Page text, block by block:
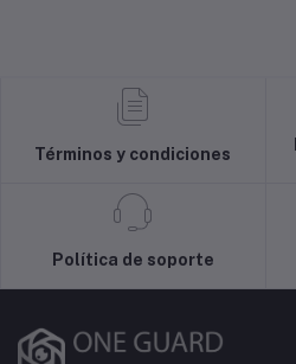
Términos y condiciones
Política de soporte